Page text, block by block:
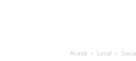
Acasă Local